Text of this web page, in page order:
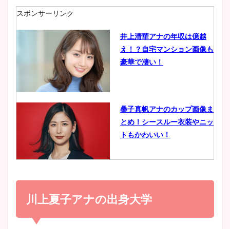
肉も凄い！
鈴木唯の太ってた時の体重が
ヤバすぎww原因や痩せたダ
豊島実季アナのカップ画像ま
とめ！美脚や水着姿に年齢も
宇賀神メグアナのニット画像
スポンサーリンク
井上清華アナの年収は億越
え！？自宅マンション画像も
豪華で凄い！
桑子真帆アナのカップ画像ま
とめ！シースルー衣装やニッ
トもかわいい！
小室瑛莉子のカップ画像まと
め！足が美脚でニット衣装も
かわいい！
川上夏子アナの出身大学